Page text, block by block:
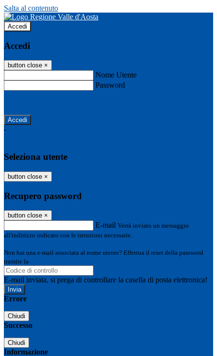
Salta al contenuto
Accedi
Accedi
button close ×
Nome Utente
Password
-
Seleziona utente
button close ×
Recupero password
button close ×
E-mail Verrà inviato un messaggio
all'indirizzo indicato con le istruzioni necessarie.
Non hai una e-mail associata al nome utente? Effettua il reset della password
tramite la
E-mail inviata, si prega di controllare la casella di posta elettronica!
Errore
Chiudi
Successo
Chiudi
Informazione